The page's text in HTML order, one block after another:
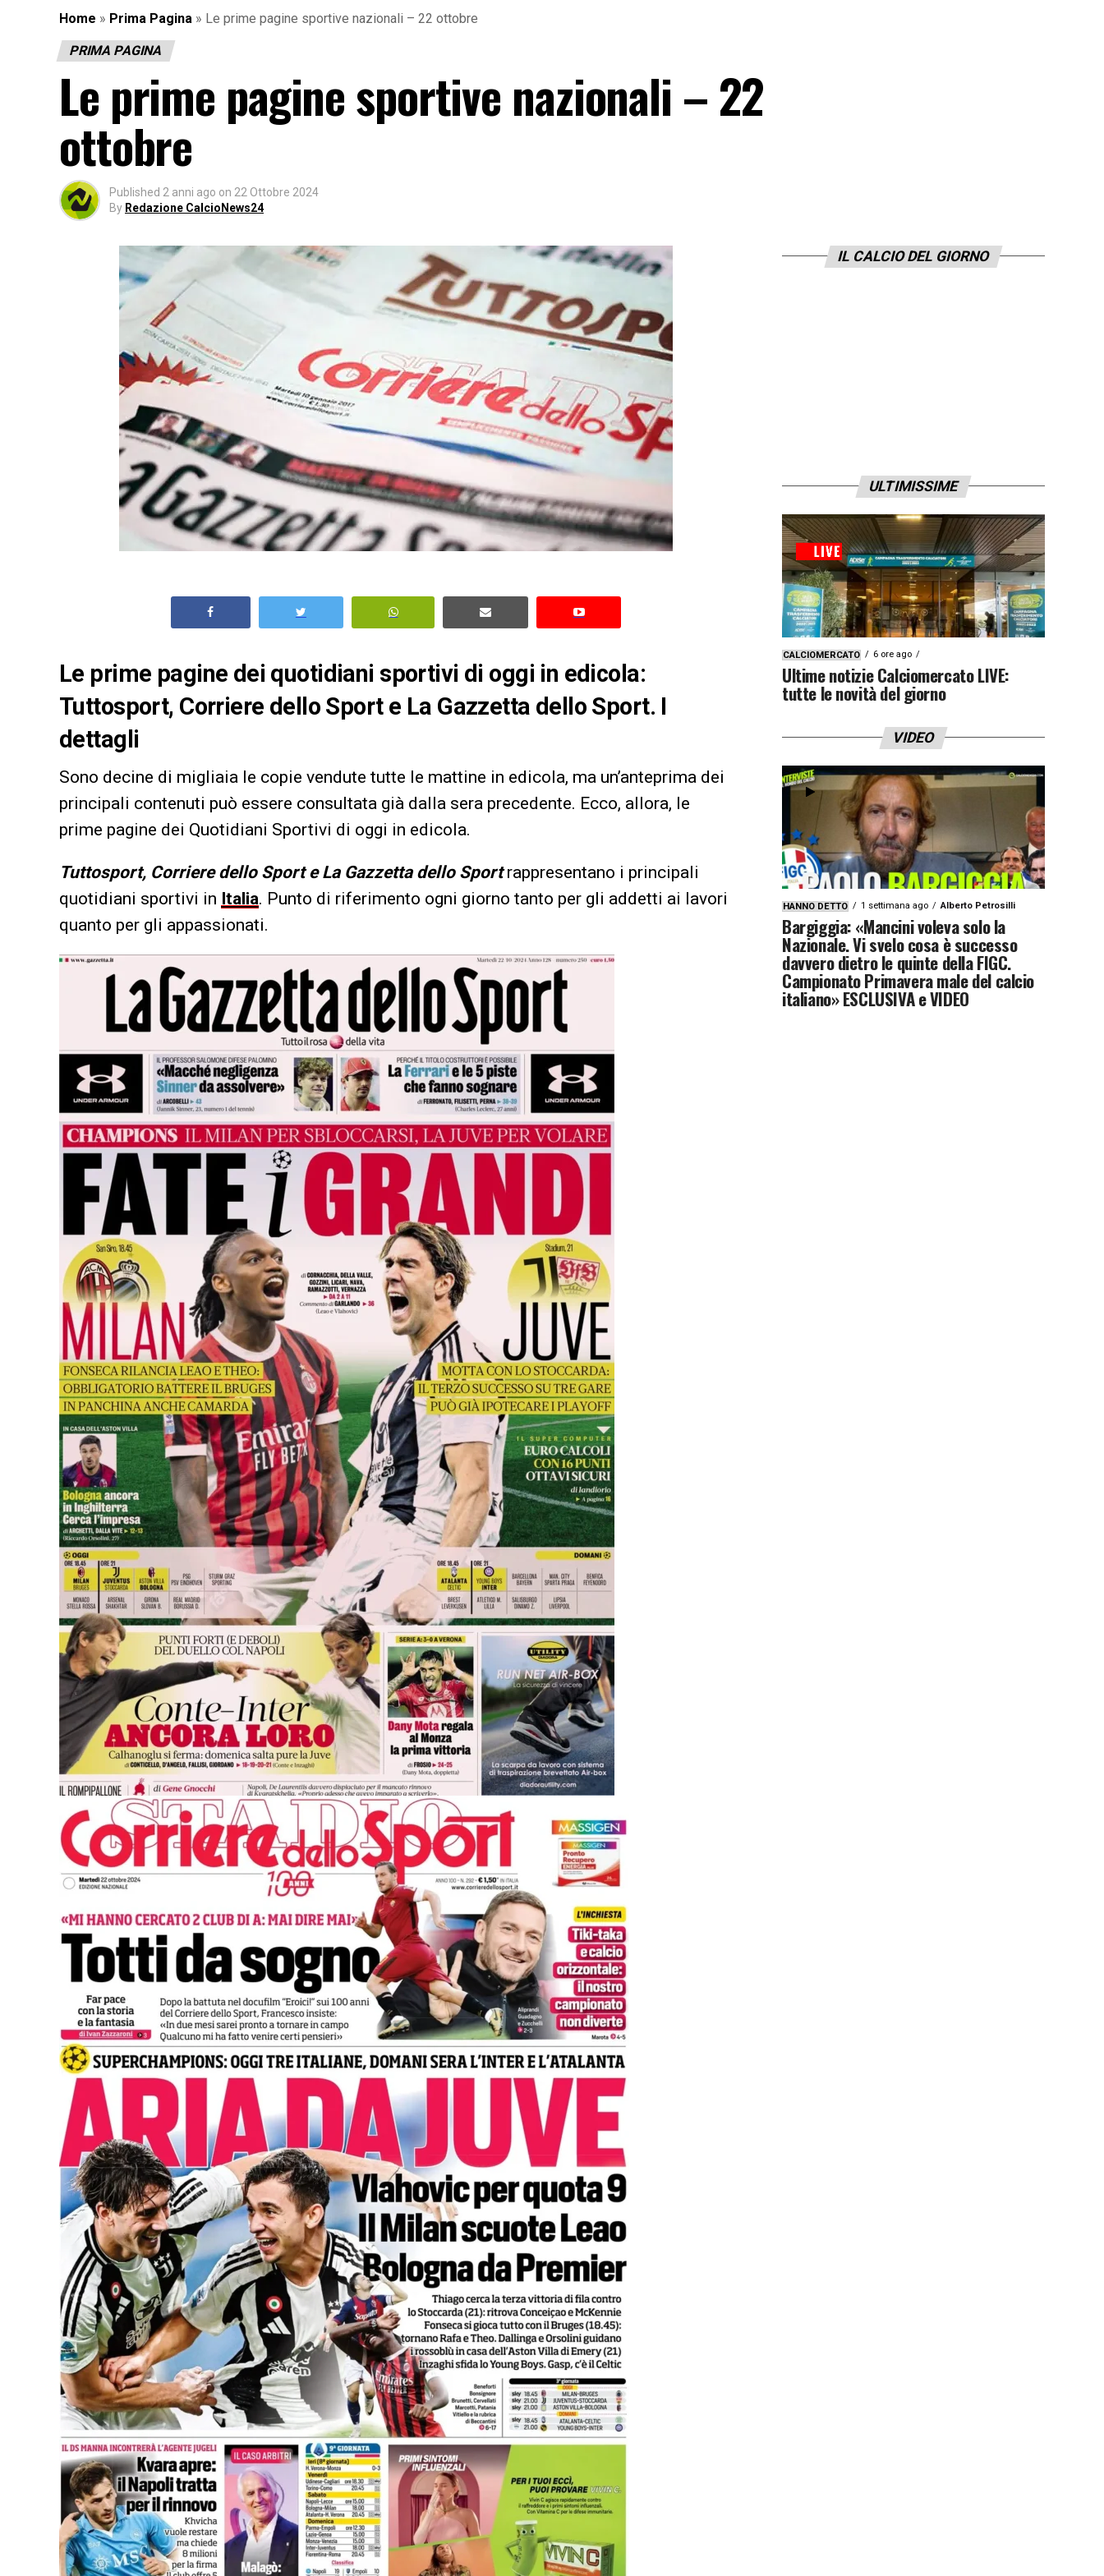
Home » Prima Pagina » Le prime pagine sportive nazionali – 22 ottobre
PRIMA PAGINA
Le prime pagine sportive nazionali – 22
ottobre
Published 2 anni ago on 22 Ottobre 2024
By Redazione CalcioNews24
Le prime pagine dei quotidiani sportivi di oggi in edicola:
Tuttosport, Corriere dello Sport e La Gazzetta dello Sport. I
dettagli
Sono decine di migliaia le copie vendute tutte le mattine in edicola, ma un’anteprima dei
principali contenuti può essere consultata già dalla sera precedente. Ecco, allora, le
prime pagine dei Quotidiani Sportivi di oggi in edicola.
Tuttosport, Corriere dello Sport e La Gazzetta dello Sportrappresentano i principali
quotidiani sportivi in Italia. Punto di riferimento ogni giorno tanto per gli addetti ai lavori
quanto per gli appassionati.
IL CALCIO DEL GIORNO
ULTIMISSIME
CALCIOMERCATO 6 ore ago
Ultime notizie Calciomercato LIVE:
tutte le novità del giorno
VIDEO
HANNO DETTO 1 settimana ago Alberto Petrosilli
Bargiggia: «Mancini voleva solo la
Nazionale. Vi svelo cosa è successo
davvero dietro le quinte della FIGC.
Campionato Primavera male del calcio
italiano» ESCLUSIVA e VIDEO